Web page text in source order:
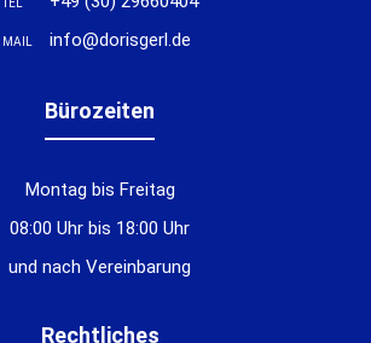
TEL
MAIL info@dorisgerl.de
Bürozeiten
Montag bis Freitag
08:00 Uhr bis 18:00 Uhr
und nach Vereinbarung
Rechtliches